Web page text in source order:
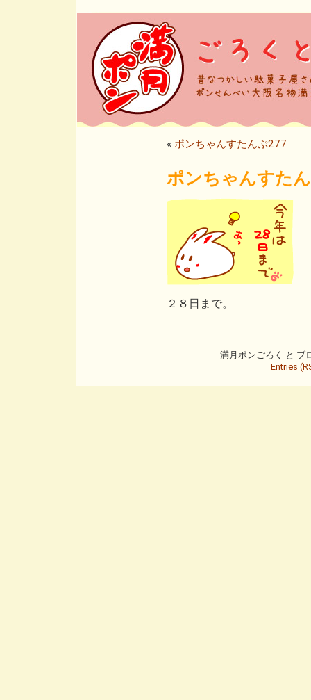
« ポンちゃんすたんぷ277
ポンちゃんすた
２８日まで。
満月ポンごろく と ブ
Entries